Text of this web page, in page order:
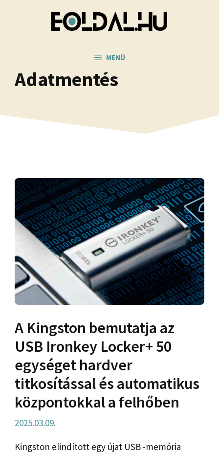
MENÜ
Adatmentés
A Kingston bemutatja az
USB Ironkey Locker+ 50
egységet hardver
titkosítással és automatikus
központokkal a felhőben
2025.03.09.
Kingston elindított egy újat USB -memória